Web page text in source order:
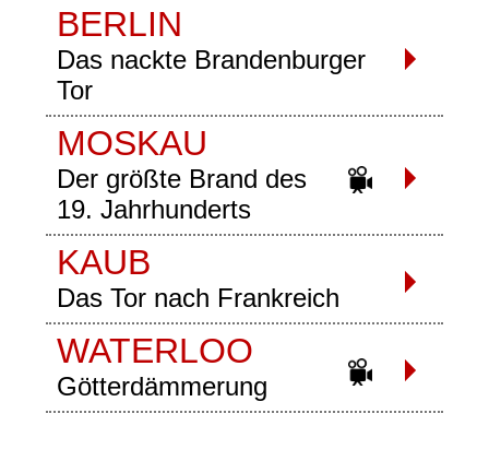
BERLIN
Das nackte Brandenburger
Tor
MOSKAU
Der größte Brand des
19. Jahrhunderts
KAUB
Das Tor nach Frankreich
WATERLOO
Götterdämmerung